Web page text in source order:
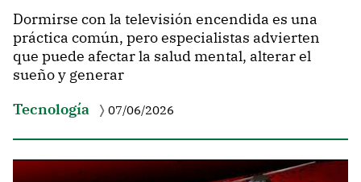
Dormirse con la televisión encendida es una
práctica común, pero especialistas advierten
que puede afectar la salud mental, alterar el
sueño y generar
Tecnología
07/06/2026